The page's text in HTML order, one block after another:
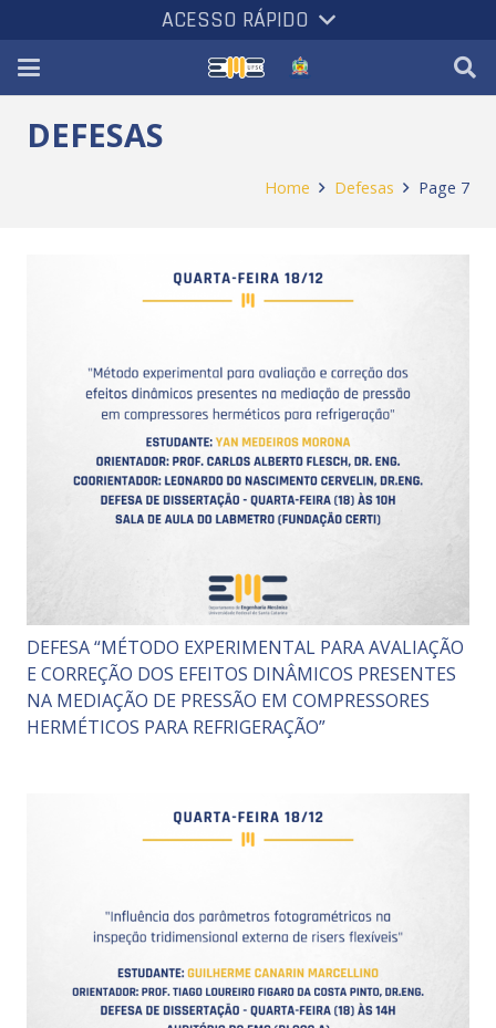
ACESSO RÁPIDO
DEFESAS
Home Defesas Page 7
DEFESA “MÉTODO EXPERIMENTAL PARA AVALIAÇÃO
E CORREÇÃO DOS EFEITOS DINÂMICOS PRESENTES
NA MEDIAÇÃO DE PRESSÃO EM COMPRESSORES
HERMÉTICOS PARA REFRIGERAÇÃO”